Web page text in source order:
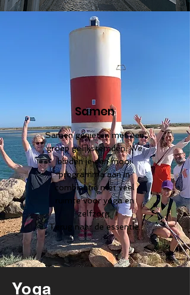
Samen
Samen genieten met een
groep gelijkstemden. We
bieden je een mooi
programma aan in
combinatie met veel
ruimte voor yoga en
zelfzorg.
Terug naar de essentie.
Yoga